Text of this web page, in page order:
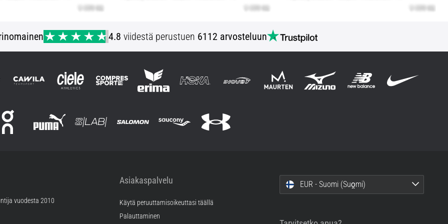
4.8 viidestä perustuen 6112 arvosteluun
vuodesta 2010
Asiakaspalvelu
Käytä peruuttamisoikeuttasi täällä
Palauttaminen
EUR - Suomi (Suo̯mi)